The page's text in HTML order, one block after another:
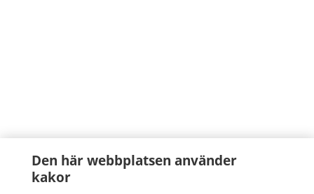
Den här webbplatsen använder
kakor